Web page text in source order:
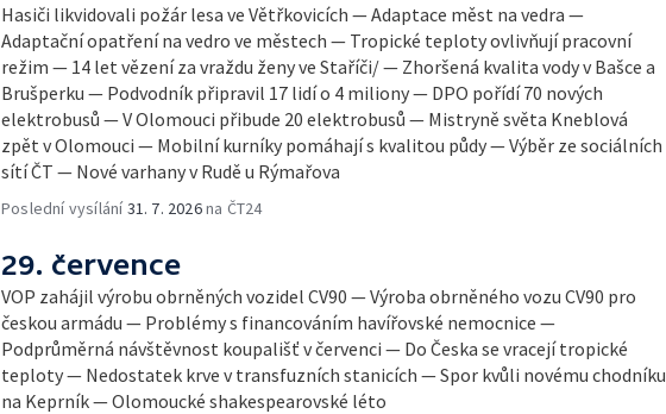
Hasiči likvidovali požár lesa ve Větřkovicích — Adaptace měst na vedra —
Adaptační opatření na vedro ve městech — Tropické teploty ovlivňují pracovní
režim — 14 let vězení za vraždu ženy ve Staříči/ — Zhoršená kvalita vody v Bašce a
Brušperku — Podvodník připravil 17 lidí o 4 miliony — DPO pořídí 70 nových
elektrobusů — V Olomouci přibude 20 elektrobusů — Mistryně světa Kneblová
zpět v Olomouci — Mobilní kurníky pomáhají s kvalitou půdy — Výběr ze sociálních
sítí ČT — Nové varhany v Rudě u Rýmařova
Poslední vysílání31. 7. 2026na ČT24
29. července
VOP zahájil výrobu obrněných vozidel CV90 — Výroba obrněného vozu CV90 pro
českou armádu — Problémy s financováním havířovské nemocnice —
Podprůměrná návštěvnost koupališť v červenci — Do Česka se vracejí tropické
teploty — Nedostatek krve v transfuzních stanicích — Spor kvůli novému chodníku
na Keprník — Olomoucké shakespearovské léto